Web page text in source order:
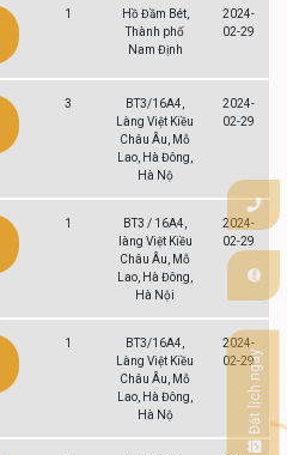
Đặt lịch ngay
1
Hồ Đầm Bét,
Thành phố
Nam Định
2024-
02-29
3
BT3/16A4,
Làng Việt Kiều
Châu Âu, Mỗ
Lao, Hà Đông,
Hà Nộ
2024-
02-29
1
BT3 / 16A4,
làng Việt Kiều
Châu Âu, Mỗ
Lao, Hà Đông,
Hà Nội
2024-
02-29
1
BT3/16A4,
Làng Việt Kiều
Châu Âu, Mỗ
Lao, Hà Đông,
Hà Nộ
2024-
02-29